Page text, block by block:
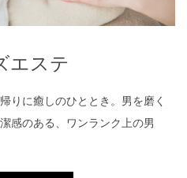
エステ
りに癒しのひととき。男を磨く
感のある、ワンランク上の男